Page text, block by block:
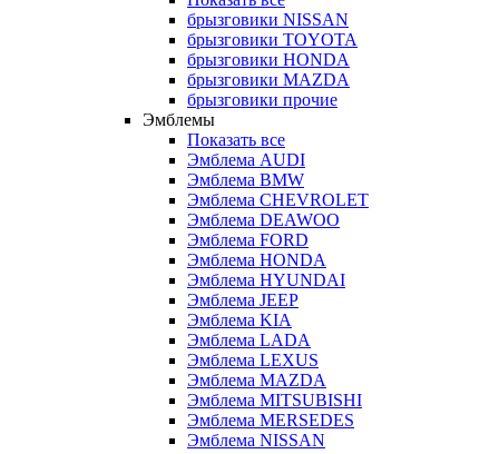
брызговики NISSAN
брызговики TOYOTA
брызговики HONDA
брызговики MAZDA
брызговики прочие
Эмблемы
Показать все
Эмблема AUDI
Эмблема BMW
Эмблема CHEVROLET
Эмблема DEAWOO
Эмблема FORD
Эмблема HONDA
Эмблема HYUNDAI
Эмблема JEEP
Эмблема KIA
Эмблема LADA
Эмблема LEXUS
Эмблема MAZDA
Эмблема MITSUBISHI
Эмблема MERSEDES
Эмблема NISSAN